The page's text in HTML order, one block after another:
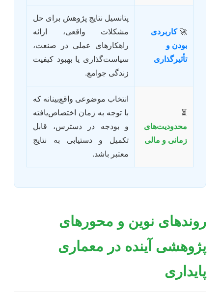
🚀کاربردی
بودن و
تأثیرگذاری
پتانسیل نتایج پژوهش برای حل
مشکلات واقعی، ارائه
راهکارهای عملی در صنعت،
سیاست‌گذاری یا بهبود کیفیت
زندگی جوامع.
⏳
محدودیت‌های
زمانی و مالی
انتخاب موضوعی واقع‌بینانه که
با توجه به زمان اختصاص‌یافته
و بودجه در دسترس، قابل
تکمیل و دستیابی به نتایج
معتبر باشد.
روندهای نوین و محورهای
پژوهشی آینده در معماری
پایداری